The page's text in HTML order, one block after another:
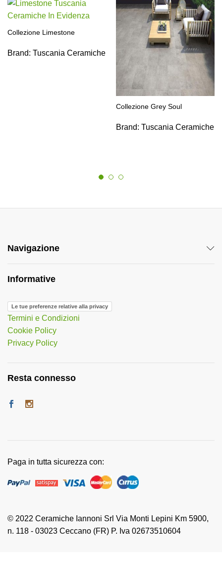
Collezione Limestone
Brand: Tuscania Ceramiche
Collezione Grey Soul
Brand: Tuscania Ceramiche
Navigazione
Informative
Le tue preferenze relative alla privacy
Termini e Condizioni
Cookie Policy
Privacy Policy
Resta connesso
© 2022 Ceramiche Iannoni Srl Via Monti Lepini Km 5900,
n. 118 - 03023 Ceccano (FR) P. Iva 02673510604
Paga in tutta sicurezza con: